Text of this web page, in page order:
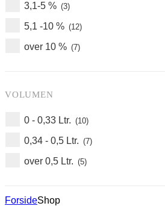
3,1-5 % (3)
5,1 -10 % (12)
over 10 % (7)
VOLUMEN
0 - 0,33 Ltr. (10)
0,34 - 0,5 Ltr. (7)
over 0,5 Ltr. (5)
ForsideShop